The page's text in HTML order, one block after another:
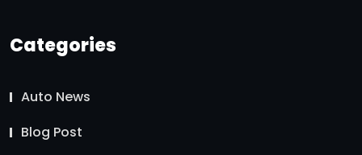
Categories
Auto News
Blog Post